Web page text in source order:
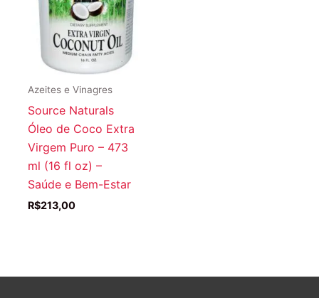
Azeites e Vinagres
Source Naturals
Óleo de Coco Extra
Virgem Puro – 473
ml (16 fl oz) –
Saúde e Bem-Estar
R$213,00